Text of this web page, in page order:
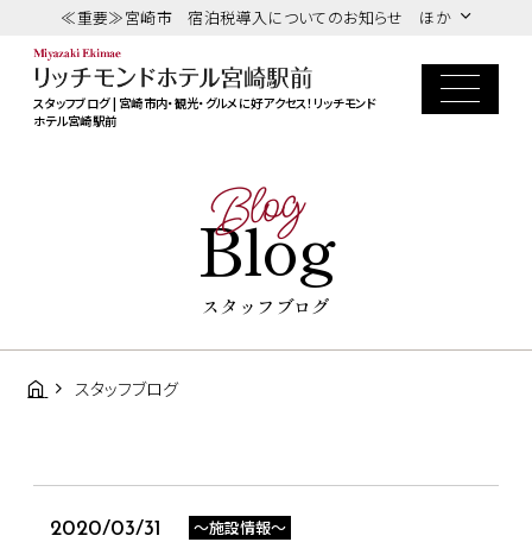
≪重要≫宮崎市 宿泊税導入についてのお知らせ ほか
スタッフブログ | 宮崎市内・観光・グルメに好アクセス！リッチモンド
ホテル宮崎駅前
Blog
Blog
スタッフブログ
スタッフブログ
2020/03/31 ～施設情報～